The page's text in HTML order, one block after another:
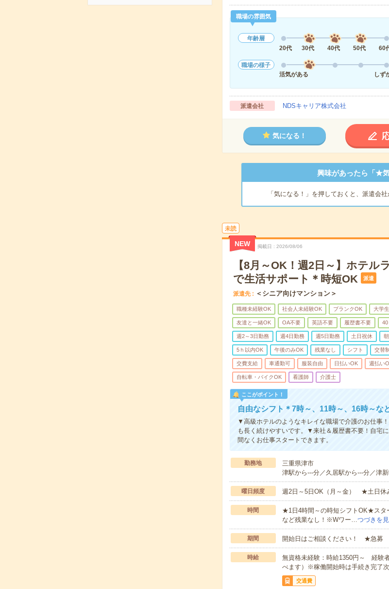
職場の雰囲気
年齢層
20代
30代 40代 50代 60
職場の様子
活気がある
しず
派遣会社 NDSキャリア株式会社
気になる！
興味があったら「★
「気になる！」を押しておくと、派遣会社
未読
NEW 掲載日 2026/08/06
【8月～OK！週2日～】ホテル
で生活サポート＊時短OK
派遣
派遣先 ＜シニア向けマンション＞
職種未経験OK 社会人未経験OK ブランクOK 大学
友達と一緒OK OA不要 英語不要 履歴書不要 40
週2～3日勤務 週4日勤務 週5日勤務 土日祝休
5ｈ以内OK 午後のみOK 残業なし シフト 交替
交費支給 車通勤可 服装自由 日払いOK 週払い
自転車・バイクOK 看護師 介護士
ここがポイント！
自由なシフト＊7時～、11時～、16時～な
▼高級ホテルのようなキレイな職場で介護のお仕事
も長く続けやすいです。▼来社＆履歴書不要！自宅
間なくお仕事スタートできます。
勤務地
三重県津市
津駅から---分／久居駅から---分／津
曜日頻度 週2日～5日OK（月～金） ★土日休
時間
★1日4時間～の時短シフトOK★スタ
など残業なし！※Wワー…つづきを
期間 開始日はご相談ください！ ★急募
時給
無資格未経験：時給1350円～ 経験
べます）※稼働開始時は手続き完了次
交通費